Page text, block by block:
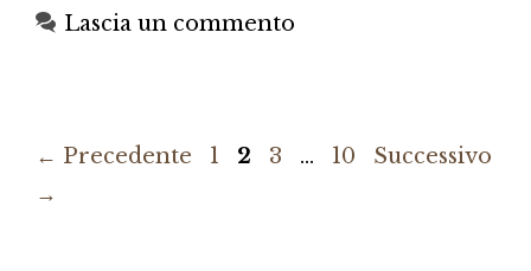
Lascia un commento
← Precedente Pagina
1 Pagina
2 Pagina
3 … Pagina
10
Successivo
→